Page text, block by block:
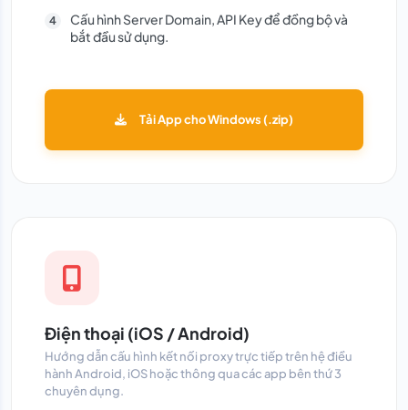
Cấu hình Server Domain, API Key để đồng bộ và
bắt đầu sử dụng.
Tải App cho Windows (.zip)
Điện thoại (iOS / Android)
Hướng dẫn cấu hình kết nối proxy trực tiếp trên hệ điều
hành Android, iOS hoặc thông qua các app bên thứ 3
chuyên dụng.